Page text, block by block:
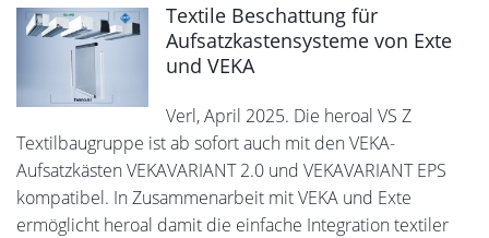
Textile Beschattung für
Aufsatzkastensysteme von Exte
und VEKA
Verl, April 2025. Die heroal VS Z
Textilbaugruppe ist ab sofort auch mit den VEKA-
Aufsatzkästen VEKAVARIANT 2.0 und VEKAVARIANT EPS
kompatibel. In Zusammenarbeit mit VEKA und Exte
ermöglicht heroal damit die einfache Integration textiler